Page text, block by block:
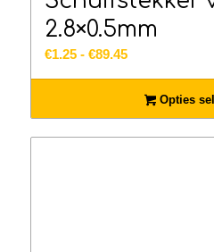
2.8×0.5mm
€1.25 - €89.45Prijsklasse:
€89.45
Opties